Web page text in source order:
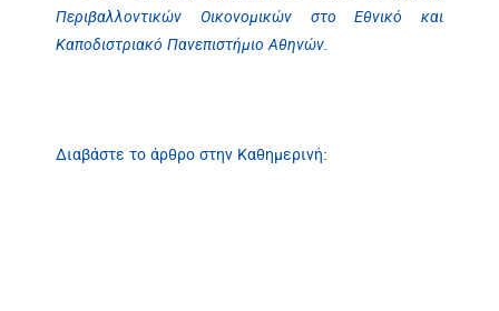
Περιβαλλοντικών Οικονομικών στο Εθνικό και
Καποδιστριακό Πανεπιστήμιο Αθηνών.
Διαβάστε το άρθρο στην Καθημερινή: